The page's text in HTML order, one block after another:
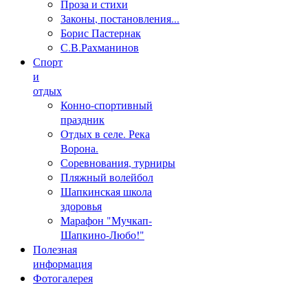
Проза и стихи
Законы, постановления...
Борис Пастернак
С.В.Рахманинов
Спорт
и
отдых
Конно-спортивный
праздник
Отдых в селе. Река
Ворона.
Соревнования, турниры
Пляжный волейбол
Шапкинская школа
здоровья
Марафон "Мучкап-
Шапкино-Любо!"
Полезная
информация
Фотогалерея